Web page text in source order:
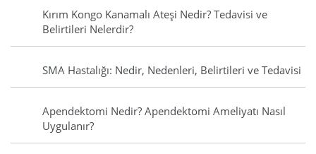
Kırım Kongo Kanamalı Ateşi Nedir? Tedavisi ve
Belirtileri Nelerdir?
SMA Hastalığı: Nedir, Nedenleri, Belirtileri ve Tedavisi
Apendektomi Nedir? Apendektomi Ameliyatı Nasıl
Uygulanır?